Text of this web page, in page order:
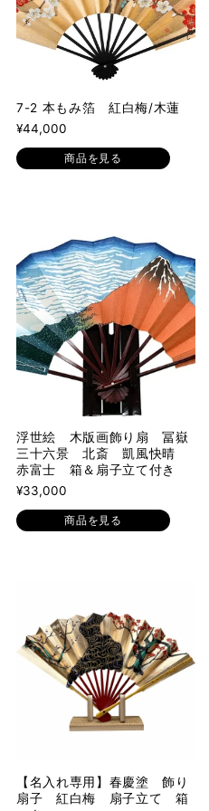
7-2 本もみ箔 紅白梅/木蓮
¥44,000
商品を見る
浮世絵 木版画飾り扇 冨嶽
三十六景 北斎 凱風快晴
赤富士 箱＆扇子立て付き
¥33,000
商品を見る
【名入れ専用】春慶塗 飾り
扇子 紅白梅 扇子立て 箱